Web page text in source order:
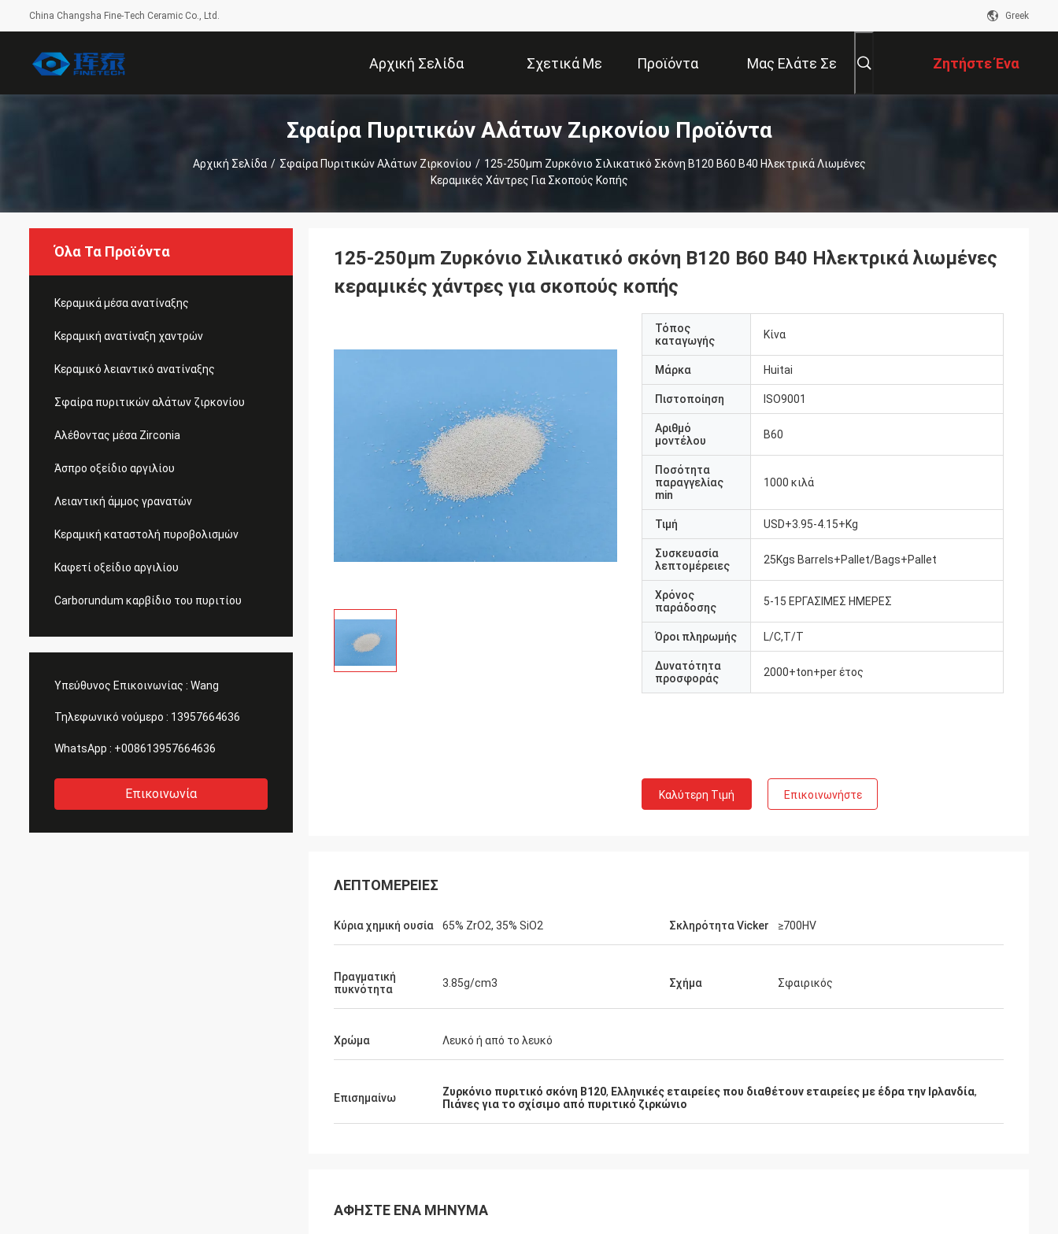
China Changsha Fine-Tech Ceramic Co., Ltd. Greek
Αρχική Σελίδα Σχετικά Με
Εμάς
Προϊόντα Μας Ελάτε Σε Ζητήστε Ένα
Απόσπασμα
Σφαίρα Πυριτικών Αλάτων Ζιρκονίου Προϊόντα
Αρχική Σελίδα / Σφαίρα Πυριτικών Αλάτων Ζιρκονίου / 125-250μm Ζυρκόνιο Σιλικατικό Σκόνη Β120 Β60 Β40 Ηλεκτρικά Λιωμένες
Κεραμικές Χάντρες Για Σκοπούς Κοπής
Όλα Τα Προϊόντα
Κεραμικά μέσα ανατίναξης
Κεραμική ανατίναξη χαντρών
Κεραμικό λειαντικό ανατίναξης
Σφαίρα πυριτικών αλάτων ζιρκονίου
Αλέθοντας μέσα Zirconia
Άσπρο οξείδιο αργιλίου
Λειαντική άμμος γρανατών
Κεραμική καταστολή πυροβολισμών
Καφετί οξείδιο αργιλίου
Carborundum καρβίδιο του πυριτίου
Υπεύθυνος Επικοινωνίας : Wang
Τηλεφωνικό νούμερο : 13957664636
WhatsApp : +008613957664636
Επικοινωνία
125-250μm Ζυρκόνιο Σιλικατικό σκόνη Β120 Β60 Β40 Ηλεκτρικά λιωμένες
κεραμικές χάντρες για σκοπούς κοπής
Τόπος
καταγωγής
Κίνα
Μάρκα Huitai
Πιστοποίηση ISO9001
Αριθμό
μοντέλου
B60
Ποσότητα
παραγγελίας
min
1000 κιλά
Τιμή USD+3.95-4.15+Kg
Συσκευασία
λεπτομέρειες
25Kgs Barrels+Pallet/Bags+Pallet
Χρόνος
παράδοσης
5-15 ΕΡΓΑΣΙΜΕΣ ΗΜΕΡΕΣ
Όροι πληρωμής L/C,T/T
Δυνατότητα
προσφοράς
2000+ton+per έτος
Καλύτερη Τιμή Επικοινωνήστε
ΛΕΠΤΟΜΈΡΕΙΕΣ
Κύρια χημική ουσία 65% ZrO2, 35% SiO2 Σκληρότητα Vicker ≥700HV
Πραγματική
πυκνότητα
3.85g/cm3 Σχήμα Σφαιρικός
Χρώμα Λευκό ή από το λευκό
Επισημαίνω Ζυρκόνιο πυριτικό σκόνη B120, Ελληνικές εταιρείες που διαθέτουν εταιρείες με έδρα την Ιρλανδία,
Πιάνες για το σχίσιμο από πυριτικό ζιρκώνιο
ΑΦΉΣΤΕ ΈΝΑ ΜΉΝΥΜΑ